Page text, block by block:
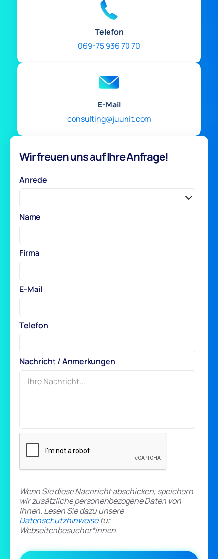
Telefon
069-75 936 70 70
E-Mail
consulting@juunit.com
Wir freuen uns auf Ihre Anfrage!
Anrede
Name
Firma
E-Mail
Telefon
Nachricht / Anmerkungen
Wenn Sie diese Nachricht abschicken, speichern
wir zusätzliche personenbezogene Daten von
Ihnen. Lesen Sie dazu unsere
Datenschutzhinweisefür
Webseitenbesucher*innen.